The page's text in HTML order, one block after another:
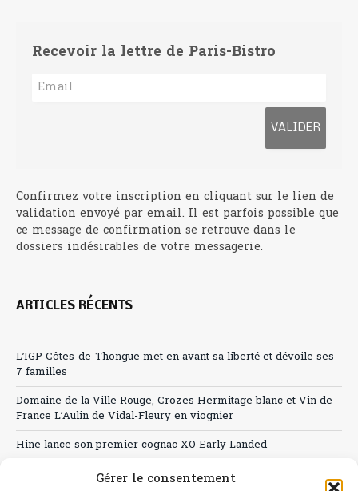
Gérer le consentement
Recevoir la lettre de Paris-Bistro
Confirmez votre inscription en cliquant sur le lien de
validation envoyé par email. Il est parfois possible que
ce message de confirmation se retrouve dans le
dossiers indésirables de votre messagerie.
ARTICLES RÉCENTS
L’IGP Côtes-de-Thongue met en avant sa liberté et dévoile ses
7 familles
Domaine de la Ville Rouge, Crozes Hermitage blanc et Vin de
France L’Aulin de Vidal-Fleury en viognier
Hine lance son premier cognac XO Early Landed
Canicule : A quand le CHR à « l’heure espagnole » ?